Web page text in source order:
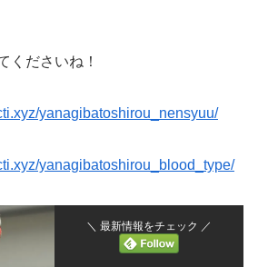
くださいね！
yanagibatoshirou_nensyuu/
yanagibatoshirou_blood_type/
＼ 最新情報をチェック ／